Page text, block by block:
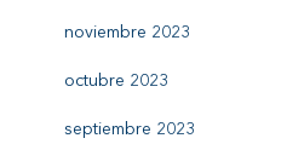
noviembre 2023
octubre 2023
septiembre 2023